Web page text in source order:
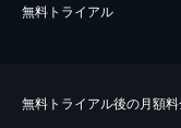
無料トライアル
無料トライアル後の⽉額